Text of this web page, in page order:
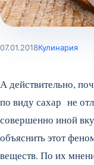
07.01.2018Кулинария
А действительно,
по виду сахар не
совершенно иной
объяснить этот
веществ. По их